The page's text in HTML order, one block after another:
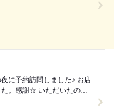
予約訪問しました♪ お店
ただいたの